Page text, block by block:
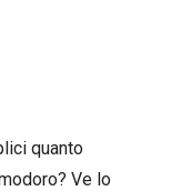
quanto
Ve lo